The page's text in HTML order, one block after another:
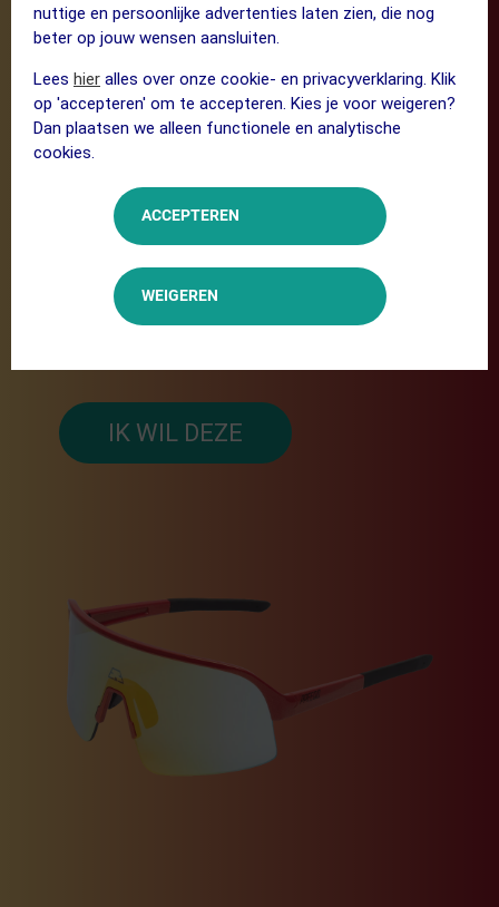
nuttige en persoonlijke advertenties laten zien, die nog
beter op jouw wensen aansluiten.
Lees hier alles over onze cookie- en privacyverklaring. Klik
op 'accepteren' om te accepteren. Kies je voor weigeren?
Dan plaatsen we alleen functionele en analytische
cookies.
ACCEPTEREN
WEIGEREN
Thomas De Gendt
Een meesterwerk
"Een beetje extra moraal door je bril helpt altijd.
hebben we iets bijzonders gecreëerd door de
kleuren van onze Ridley Bikes, de teamkleuren
IK WIL DEZE